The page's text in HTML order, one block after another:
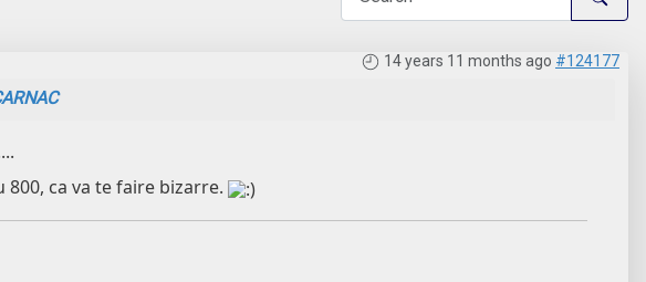
14 years 11 months ago #124177
800, ca va te faire bizarre.